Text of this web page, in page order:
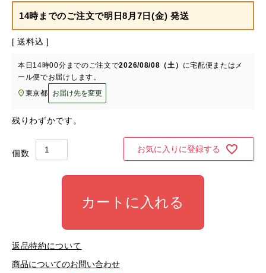
14時までのご注文で明日8月7日(金) 発送
送料込
本日 14時00分 までのご注文で2026/08/08（土） に宅配便またはメ
ール便でお届けします。
東京都
お届け先を変更
残りわずかです。
お気に入りに登録する
カートに入れる
返品特約について
商品についてのお問い合わせ